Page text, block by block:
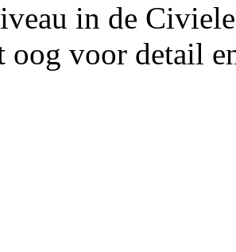
in de
oog voor detail